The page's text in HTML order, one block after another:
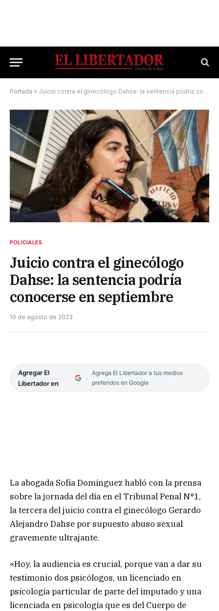
Portada » Juicio contra el ginecólogo Dahse: la sentencia podría conocerse en septiembre
POLICIALES
Juicio contra el ginecólogo
Dahse: la sentencia podría
conocerse en septiembre
10 de agosto de 2023
Agregar El
Libertador en
Agrega El Libertador a tus medios
preferidos en Google
La abogada Sofía Domínguez habló con la prensa
sobre la jornada del día en el Tribunal Penal N°1,
la tercera del juicio contra el ginecólogo Gerardo
Alejandro Dahse por supuesto abuso sexual
gravemente ultrajante.
«Hoy, la audiencia es crucial, porque van a dar su
testimonio dos psicólogos, un licenciado en
psicología particular de parte del imputado y una
licenciada en psicología que es del Cuerpo de